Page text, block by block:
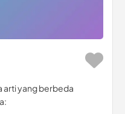
arti yang berbeda